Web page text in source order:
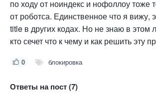
по ходу от ноиндекс и нофоллоу тоже
от роботса. Единственное что я вижу,
title в других кодах. Но не знаю в этом
кто сечет что к чему и как решить эту
0 блокировка
Ответы на пост (7)